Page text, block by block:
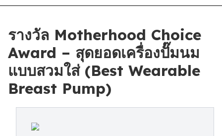
รางวัล Motherhood Choice
Award – สุดยอดเครื่องปั๊มนม
แบบสวมใส่ (Best Wearable
Breast Pump)